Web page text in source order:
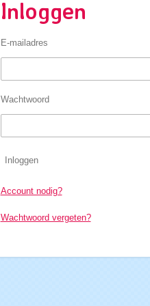
Inloggen
E-mailadres
Wachtwoord
Inloggen
Account nodig?
Wachtwoord vergeten?